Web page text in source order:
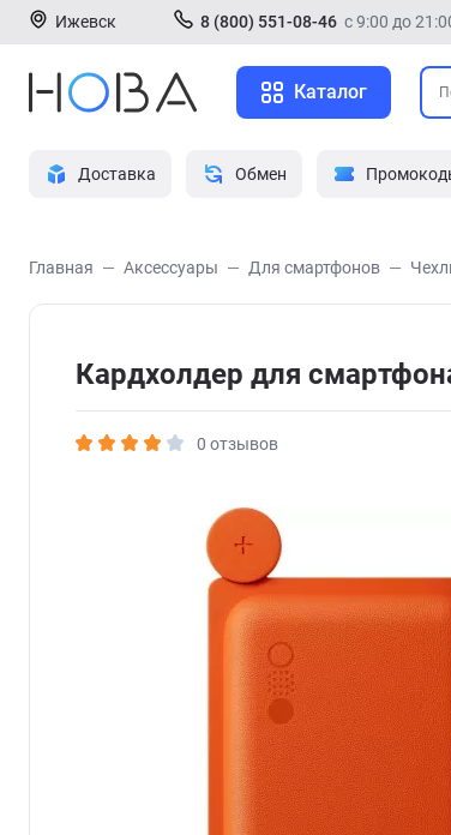
Ижевск 8 (800) 551-08-46 с 9:00 до
Каталог
Доставка Обмен
Главная Аксессуары Для смартфонов
Кардхолдер для
0 отзывов